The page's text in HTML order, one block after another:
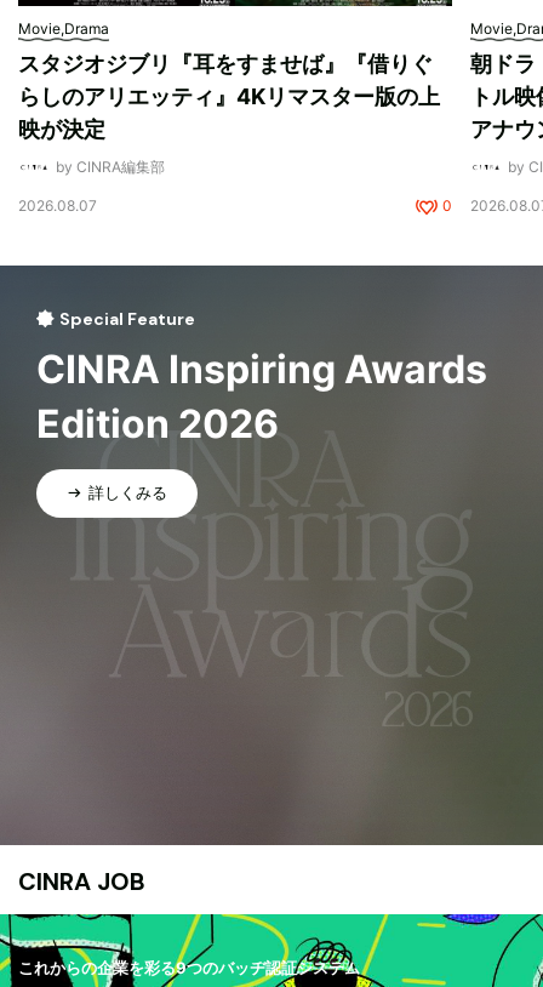
Movie,Drama
スタジオジブリ『耳をすませば』『借りぐ
らしのアリエッティ』4Kリマスター版の上
映が決定
by CINRA編集部
2026.08.07 0
朝ドラ
トル
アナウ
by
Special Feature
CINRA Inspiring Awards
Edition 2026
詳しくみる
CINRA JOB
これからの企業を彩る9つのバッヂ認証システム